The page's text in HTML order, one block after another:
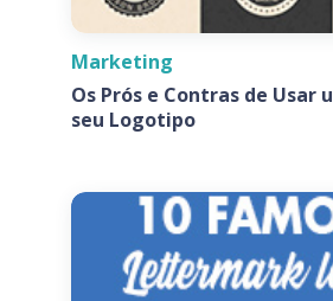
Marketing
Os Prós e Contras de Usar
seu Logotipo